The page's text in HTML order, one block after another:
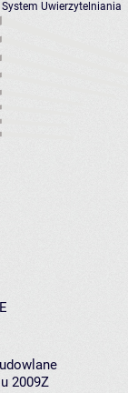
Uwierzytelniania
2009Z